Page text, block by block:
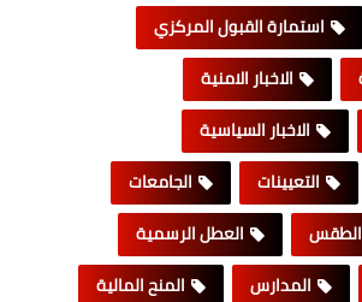
استمارة القبول المركزي
الاخبار الامنية
الاخبار السياسية
التعيينات
الجامعات
الطقس
العطل الرسمية
المدارس
المنح المالية